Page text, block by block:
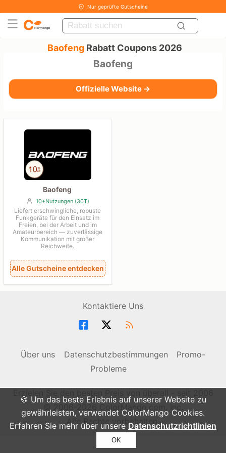
🍪 Um das beste Erlebnis auf unserer Website zu
gewährleisten, verwendet ColorMango Cookies.
Erfahren Sie mehr über unsere Datenschutzrichtlinien
OK
Nur geprüfte Gutscheine
BaofengRabatt Coupons 2026
Baofeng
Offizielle Website →
Baofeng
10+Nutzungen (30T)
Liefert erschwingliche, robuste
Funkgeräte für den Einsatz im
Freien, bei der Arbeit und im
Amateurbereich — zuverlässige
Kommunikation mit großer
Reichweite.
Alle Gutscheine entdecken
Kontaktiere Uns
Über uns Datenschutzbestimmungen
Promo-
Probleme
Alle Rechte vorbehalten.